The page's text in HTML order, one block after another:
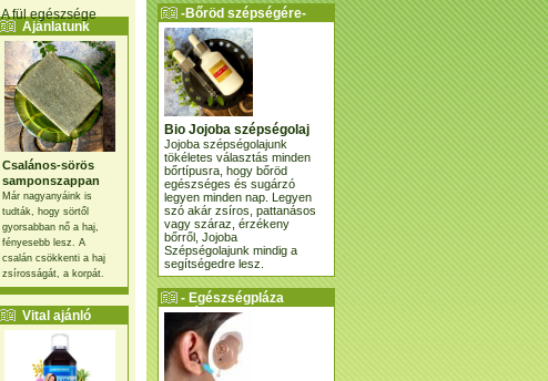
A fül egészsége
Ajánlatunk
Csalános-sörös
samponszappan
Már nagyanyáink is
tudták, hogy sörtől
gyorsabban nő a haj,
fényesebb lesz. A
csalán csökkenti a haj
zsírosságát, a korpát.
Vital ajánló
-Bőröd szépségére-
Bio Jojoba szépségolaj
Jojoba szépségolajunk
tökéletes választás minden
bőrtípusra, hogy bőröd
egészséges és sugárzó
legyen minden nap. Legyen
szó akár zsíros, pattanásos
vagy száraz, érzékeny
bőrről, Jojoba
Szépségolajunk mindig a
segítségedre lesz.
- Egészségpláza
ajánlatunk -